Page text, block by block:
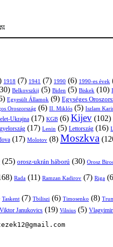
1918 (7) 1941 (7) 1990 (6) 1990-es évek
Belkovszkij (5) Biden (5) Biskek (10)
Egyesült Államok (9) Egységes
Oroszország (6) II. Miklós (5) Iszlam
Ukrajna (17) KGB (6) Kijev (102)
(17) Lenin (5) Lettország (16)
(17) Molotov (8) Moszkva
(25) orosz-ukrán háború (30) Orosz
Rada (11) Ramzan Kadirov (7) Riga
Taskent (7) Tbiliszi (6) Timosenko (8)
Viktor Janukovics (19) Vilnius (5)